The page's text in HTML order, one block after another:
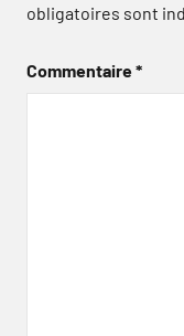
obligatoires sont
Commentaire*